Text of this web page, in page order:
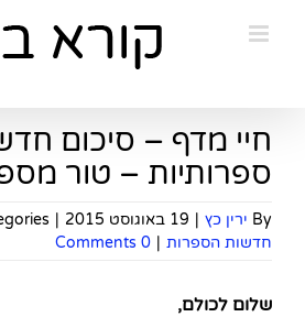
חיי מדף – סיכום
ספרותיות – טור מספר
By ירין כץ | 19 באוגוסט 2015 |
חדשות הספרות |
0 Comments
שלום לכולם,